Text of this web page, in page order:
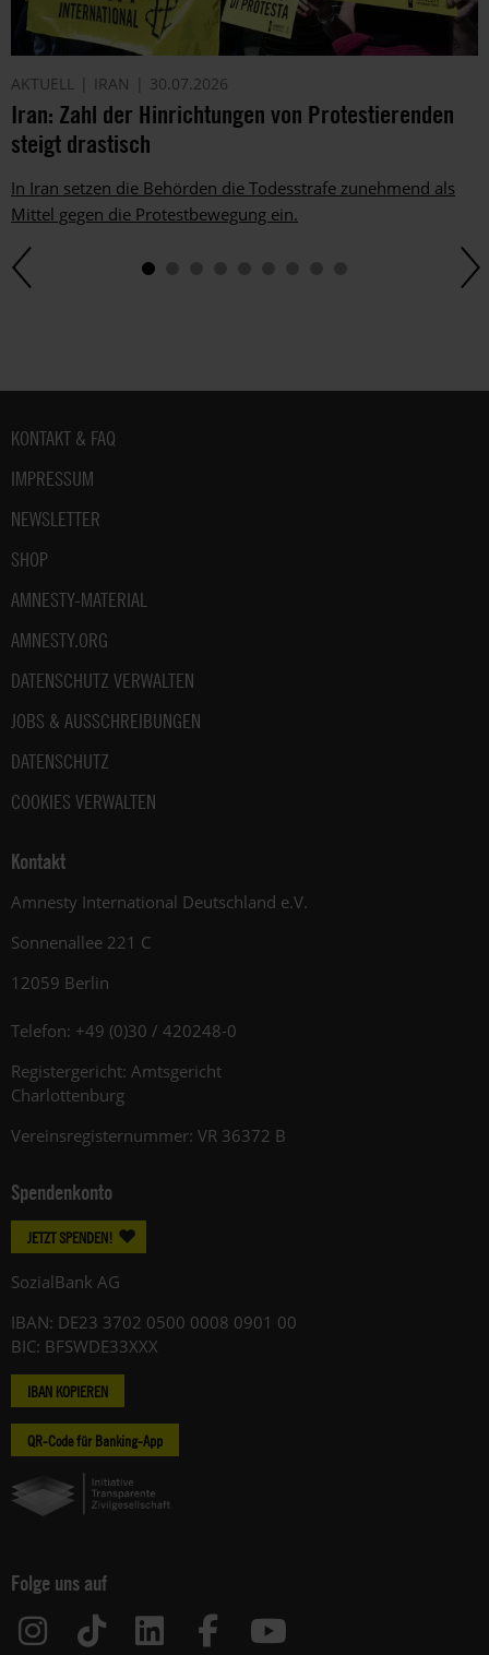
AKTUELL IRAN 30.07.2026
Iran: Zahl der Hinrichtungen von Protestierenden
steigt drastisch
In Iran setzen die Behörden die Todesstrafe zunehmend als
Mittel gegen die Protestbewegung ein.
Fußbereich
KONTAKT & FAQ
IMPRESSUM
NEWSLETTER
SHOP
AMNESTY-MATERIAL
AMNESTY.ORG
DATENSCHUTZ VERWALTEN
JOBS & AUSSCHREIBUNGEN
DATENSCHUTZ
COOKIES VERWALTEN
Kontakt
Amnesty International Deutschland e.V.
Sonnenallee 221 C
12059 Berlin
Telefon: +49 (0)30 / 420248-0
Registergericht: Amtsgericht
Charlottenburg
Vereinsregisternummer: VR 36372 B
Spendenkonto
JETZT SPENDEN!
SozialBank AG
IBAN: DE23 3702 0500 0008 0901 00
BIC: BFSWDE33XXX
IBAN KOPIEREN
QR-Code für Banking-App
Folge uns auf